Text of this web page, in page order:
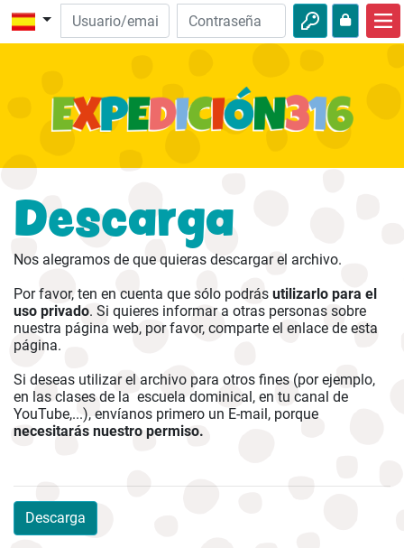
Descubre la Biblia
Naturaleza
Aventuras
Actividades
Descarga
Nos alegramos de que quieras descargar el archivo.
Por favor, ten en cuenta que sólo podrás utilizarlo para el
uso privado. Si quieres informar a otras personas sobre
nuestra página web, por favor, comparte el enlace de esta
página.
Si deseas utilizar el archivo para otros fines (por ejemplo,
en las clases de la escuela dominical, en tu canal de
YouTube,...), envíanos primero un E-mail, porque
necesitarás nuestro permiso.
Descarga